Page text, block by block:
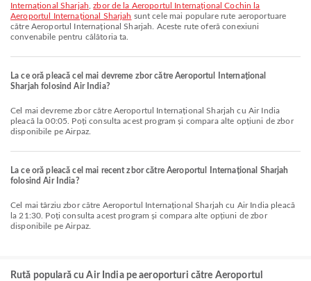
Internațional Sharjah ,zbor de la Aeroportul Internațional Cochin la
Aeroportul Internațional Sharjah sunt cele mai populare rute aeroportuare
către Aeroportul Internațional Sharjah. Aceste rute oferă conexiuni
convenabile pentru călătoria ta.
La ce oră pleacă cel mai devreme zbor către Aeroportul Internațional
Sharjah folosind Air India?
Cel mai devreme zbor către Aeroportul Internațional Sharjah cu Air India
pleacă la 00:05. Poți consulta acest program și compara alte opțiuni de zbor
disponibile pe Airpaz.
La ce oră pleacă cel mai recent zbor către Aeroportul Internațional Sharjah
folosind Air India?
Cel mai târziu zbor către Aeroportul Internațional Sharjah cu Air India pleacă
la 21:30. Poți consulta acest program și compara alte opțiuni de zbor
disponibile pe Airpaz.
Rută populară cu Air India pe aeroporturi către Aeroportul